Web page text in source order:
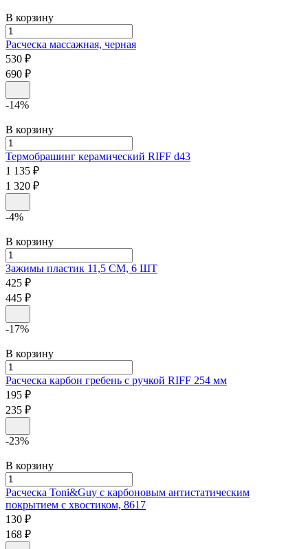
В корзину
Расческа массажная, черная
530 ₽
690 ₽
-14%
В корзину
Термобрашинг керамический RIFF d43
1 135 ₽
1 320 ₽
-4%
В корзину
Зажимы пластик 11,5 СМ, 6 ШТ
425 ₽
445 ₽
-17%
В корзину
Расческа карбон гребень с ручкой RIFF 254 мм
195 ₽
235 ₽
-23%
В корзину
Расческа Toni&Guy с карбоновым антистатическим
покрытием с хвостиком, 8617
130 ₽
168 ₽